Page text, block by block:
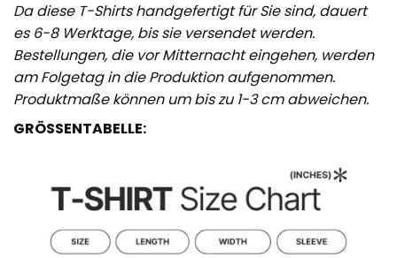
Da diese T-Shirts handgefertigt für Sie sind, dauert
es 6-8 Werktage, bis sie versendet werden.
Bestellungen, die vor Mitternacht eingehen, werden
am Folgetag in die Produktion aufgenommen.
Produktmaße können um bis zu 1-3 cm abweichen.
GRÖSSENTABELLE: